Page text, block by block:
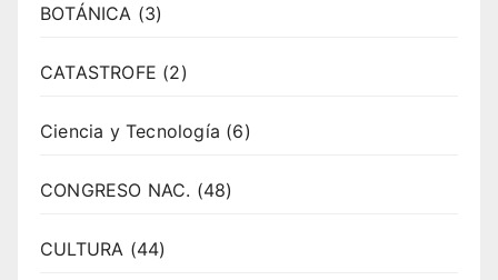
BOTÁNICA (3)
CATASTROFE (2)
Ciencia y Tecnología (6)
CONGRESO NAC. (48)
CULTURA (44)